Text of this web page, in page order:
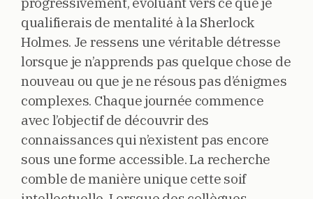
qualifierais de mentalité à la Sherlock
Holmes. Je ressens une véritable détresse
lorsque je n’apprends pas quelque chose de
nouveau ou que je ne résous pas d’énigmes
complexes. Chaque journée commence
avec l’objectif de découvrir des
connaissances qui n’existent pas encore
sous une forme accessible. La recherche
comble de manière unique cette soif